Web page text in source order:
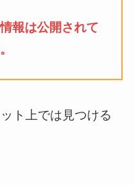
報は公開されて
ト上では見つける